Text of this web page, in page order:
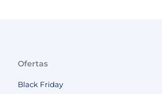
Ofertas
Black Friday